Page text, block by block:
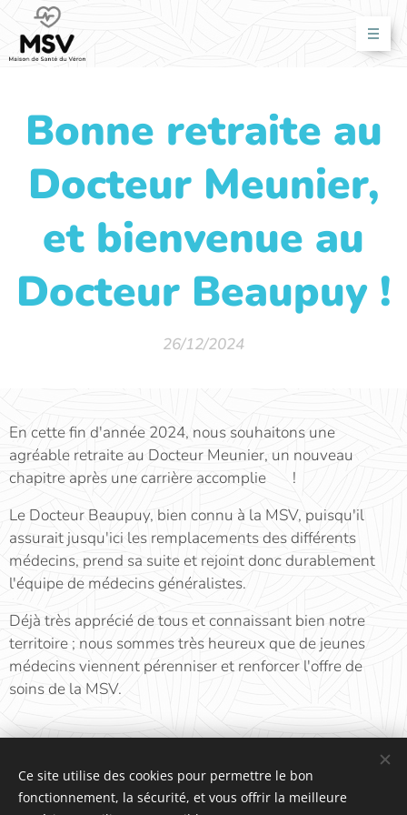
Bonne retraite au
Docteur Meunier,
et bienvenue au
Docteur Beaupuy !
26/12/2024
En cette fin d'année 2024, nous souhaitons une
agréable retraite au Docteur Meunier, un nouveau
chapitre après une carrière accomplie ☺️ !
Le Docteur Beaupuy, bien connu à la MSV, puisqu'il
assurait jusqu'ici les remplacements des différents
médecins, prend sa suite et rejoint donc durablement
l'équipe de médecins généralistes.
Déjà très apprécié de tous et connaissant bien notre
territoire ; nous sommes très heureux que de jeunes
médecins viennent pérenniser et renforcer l'offre de
soins de la MSV.
Ce site utilise des cookies pour permettre le bon
fonctionnement, la sécurité, et vous offrir la meilleure